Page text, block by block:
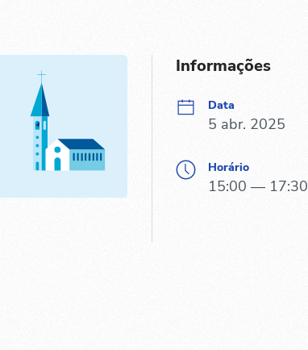
Informações
Data
5 abr. 2025
Horário
15:00 — 17:30